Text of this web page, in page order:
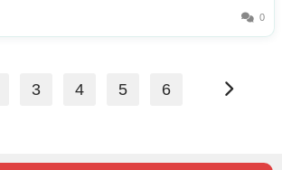
0
3 4 5 6